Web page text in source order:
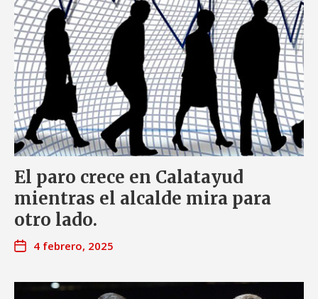
El paro crece en Calatayud
mientras el alcalde mira para
otro lado.
4 febrero, 2025